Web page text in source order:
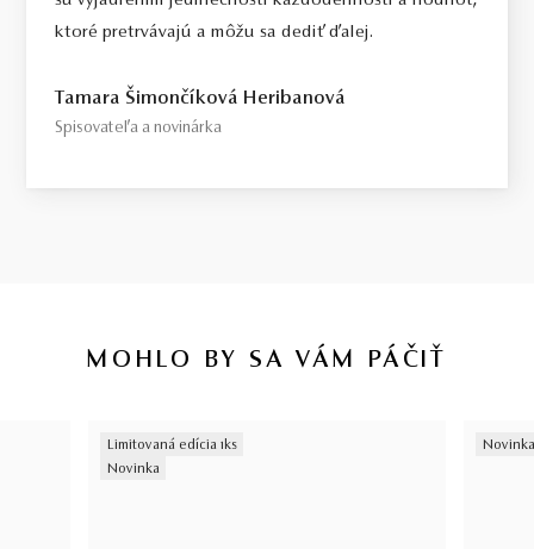
ktoré pretrvávajú a môžu sa dediť ďalej.
Tamara Šimončíková Heribanová
Spisovateľa a novinárka
MOHLO BY SA VÁM PÁČIŤ
Limitovaná edícia 1ks
Novinka
Novinka